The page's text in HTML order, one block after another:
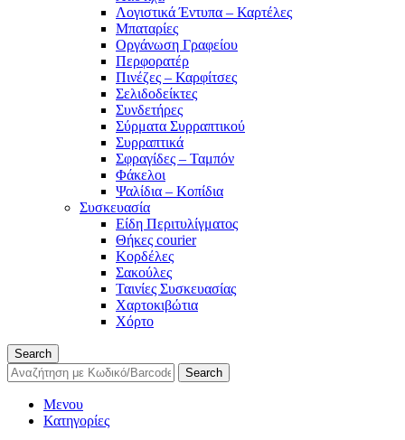
Λογιστικά Έντυπα – Καρτέλες
Μπαταρίες
Οργάνωση Γραφείου
Περφορατέρ
Πινέζες – Καρφίτσες
Σελιδοδείκτες
Συνδετήρες
Σύρματα Συρραπτικού
Συρραπτικά
Σφραγίδες – Ταμπόν
Φάκελοι
Ψαλίδια – Κοπίδια
Συσκευασία
Είδη Περιτυλίγματος
Θήκες courier
Κορδέλες
Σακούλες
Ταινίες Συσκευασίας
Χαρτοκιβώτια
Χόρτο
Search
Search
Μενου
Κατηγορίες